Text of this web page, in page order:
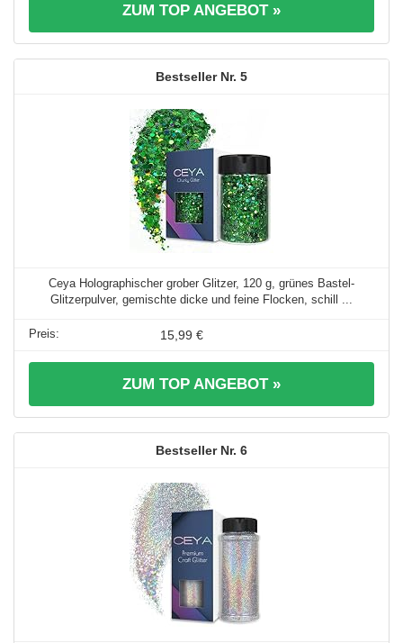
ZUM TOP ANGEBOT »
5
Ceya Holographischer grober Glitzer, 120 g, grünes Bastel-
Glitzerpulver, gemischte dicke und feine Flocken, schill ...
15,99 €
ZUM TOP ANGEBOT »
6